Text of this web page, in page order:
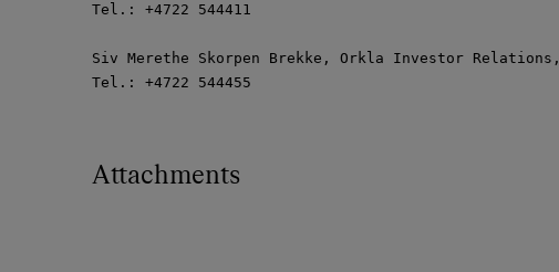
Tel.: +4722 544411
Siv Merethe Skorpen Brekke, Orkla Investor Relations,
Tel.: +4722 544455
Attachments